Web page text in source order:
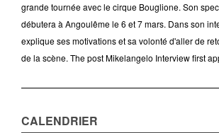
grande tournée avec le cirque Bouglione. Son
débutera à Angoulême le 6 et 7 mars. Dans son
explique ses motivations et sa volonté d'aller de
de la scène. The post Mikelangelo Interview first
CALENDRIER